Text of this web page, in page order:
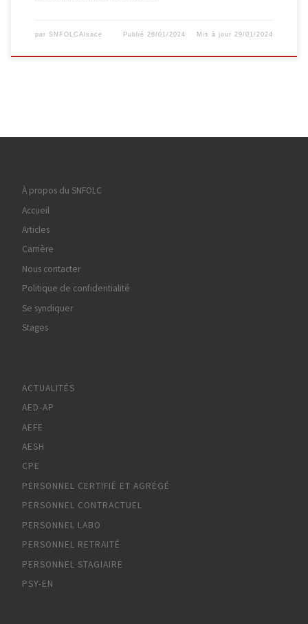
par SNFOLCAlsace Publié 28/01/2024 Mis à jour 29/01/2024
À propos du SNFOLC
Accueil
Articles
Carrière
Nous contacter
Politique de confidentialité
Se syndiquer
Stages
ACTUALITÉS
AED-AP
AEFE
AESH
CPE
PERSONNEL CERTIFIÉ ET AGRÉGÉ
PERSONNEL CONTRACTUEL
PERSONNEL LABO
PERSONNEL RETRAITÉ
PERSONNEL STAGIAIRE
PSY-EN